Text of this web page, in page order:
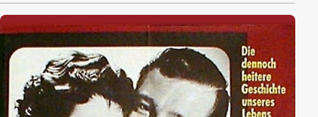
Mann". Die Dinge wenden sich zum Guten, als ein
gutbetuchter Freund des Hauses erfährt, was
inzwischen geschehen ist. Kurzerhand kauft er das
Hotel und macht Karl zum neuen Direktor. Gemeinsam
verhindern sie Niddys Hochzeit mit Alwin und bringen
Niddy und Helmuth wieder zusammen.